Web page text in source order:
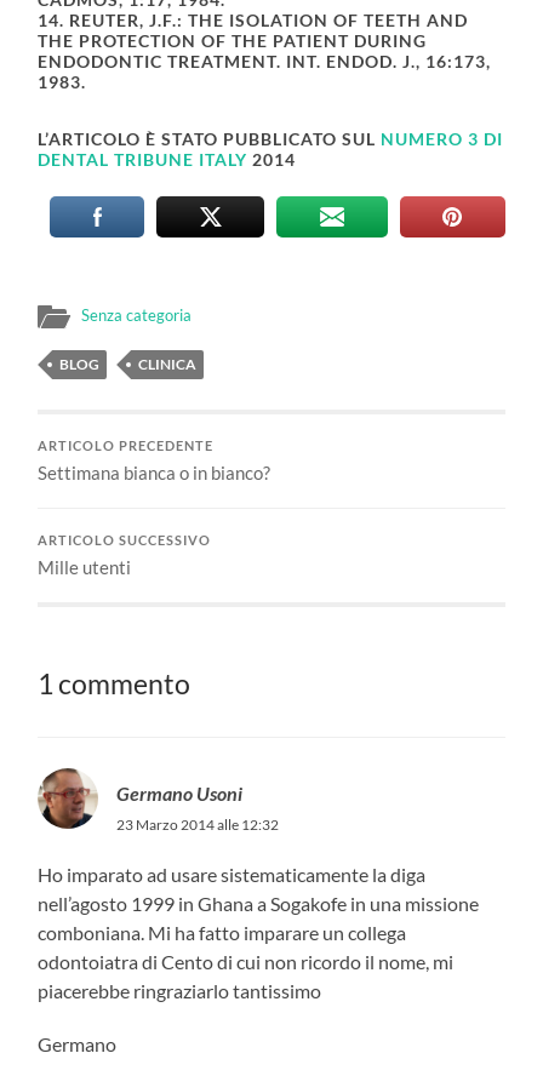
14. REUTER, J.F.: THE ISOLATION OF TEETH AND
THE PROTECTION OF THE PATIENT DURING
ENDODONTIC TREATMENT. INT. ENDOD. J., 16:173,
1983.
L’ARTICOLO È STATO PUBBLICATO SUL NUMERO 3 DI
DENTAL TRIBUNE ITALY 2014
Senza categoria
BLOG CLINICA
ARTICOLO PRECEDENTE
Settimana bianca o in bianco?
ARTICOLO SUCCESSIVO
Mille utenti
1 commento
Germano Usoni
23 Marzo 2014 alle 12:32
Ho imparato ad usare sistematicamente la diga
nell’agosto 1999 in Ghana a Sogakofe in una missione
comboniana. Mi ha fatto imparare un collega
odontoiatra di Cento di cui non ricordo il nome, mi
piacerebbe ringraziarlo tantissimo
Germano